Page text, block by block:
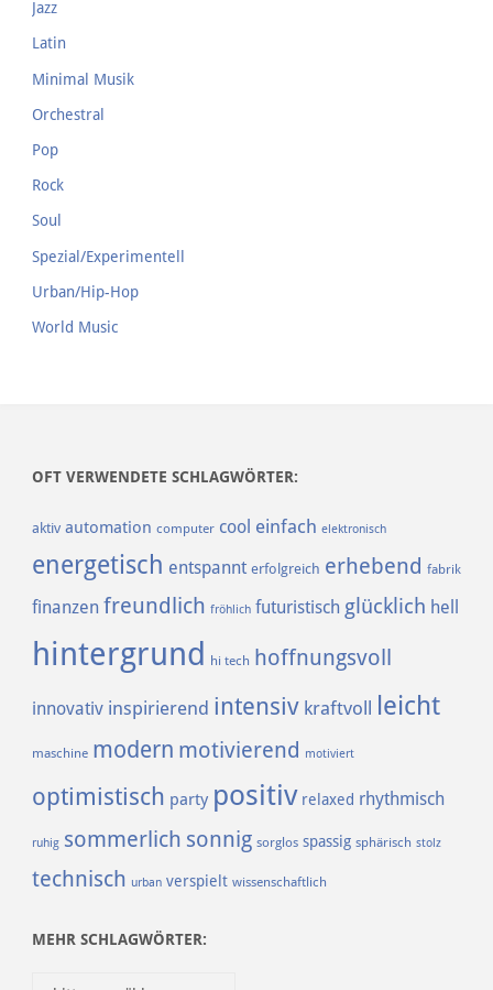
Jazz
Latin
Minimal Musik
Orchestral
Pop
Rock
Soul
Spezial/Experimentell
Urban/Hip-Hop
World Music
OFT VERWENDETE SCHLAGWÖRTER:
aktiv automation computer cool einfach elektronisch
energetisch entspannt erfolgreich erhebend fabrik
finanzen freundlich fröhlich futuristisch glücklich hell
hintergrund hi tech hoffnungsvoll
innovativ inspirierend intensiv kraftvoll leicht
maschine modern motivierend motiviert
optimistisch party positiv relaxed rhythmisch
ruhig sommerlich sonnig sorglos spassig sphärisch stolz
technisch urban verspielt wissenschaftlich
MEHR SCHLAGWÖRTER: